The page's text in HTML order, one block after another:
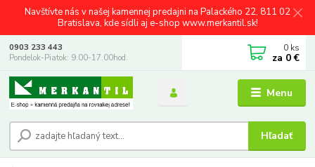
Navštívte nás v našej kamennej predajni na Palackého 22, 811 02
Bratislava, kde sídli aj e-shop www.merkantil.sk!
Menu
Hľadať
0903 233 443
Pondelok-Piatok: 9.00-17.00hod.
0 ks
za 0 €